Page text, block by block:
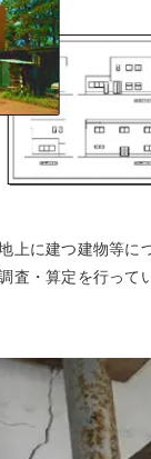
上に建つ建物等に
査・算定を行って